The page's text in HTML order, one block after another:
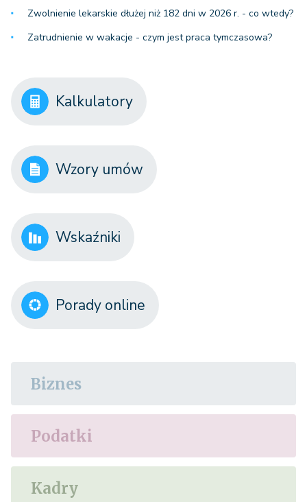
Zwolnienie lekarskie dłużej niż 182 dni w 2026 r. - co wtedy?
Zatrudnienie w wakacje - czym jest praca tymczasowa?
Kalkulatory
Wzory umów
Wskaźniki
Porady online
Biznes
Podatki
Kadry